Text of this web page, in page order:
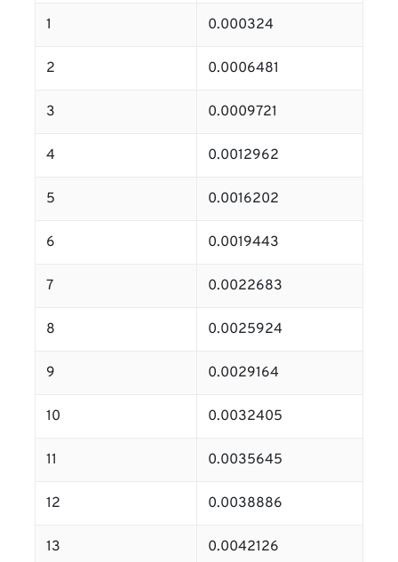
1 0.000324
2 0.0006481
3 0.0009721
4 0.0012962
5 0.0016202
6 0.0019443
7 0.0022683
8 0.0025924
9 0.0029164
10 0.0032405
11 0.0035645
12 0.0038886
13 0.0042126